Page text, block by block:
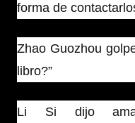
forma de
Zhao Guozhou
libro?”
Li Si dijo